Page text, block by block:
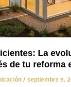
La
de tu reforma
/septiembre 9,